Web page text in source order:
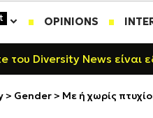
OPINIONS
του Diversity News είναι
> Gender> Με ή χωρίς